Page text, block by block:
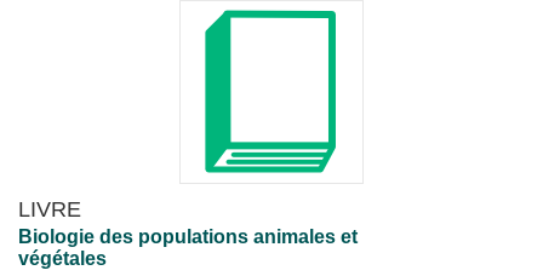
LIVRE
Biologie des populations animales et
végétales